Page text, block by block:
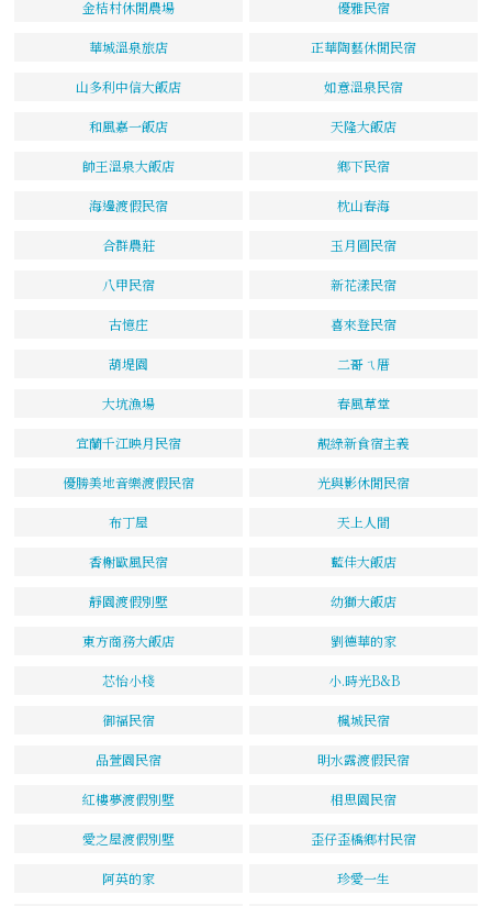
金桔村休閒農場 優雅民宿
華城溫泉旅店 正華陶藝休閒民宿
山多利中信大飯店 如意溫泉民宿
和風嘉一飯店 天隆大飯店
帥王溫泉大飯店 鄉下民宿
海邊渡假民宿 枕山春海
合群農莊 玉月圓民宿
八甲民宿 新花漾民宿
古憶庄 喜來登民宿
葫堤園 二哥ㄟ厝
大坑漁場 春風草堂
宜蘭千江映月民宿 靚綠新食宿主義
優勝美地音樂渡假民宿 光與影休閒民宿
布丁屋 天上人間
香榭歐風民宿 藍佳大飯店
靜園渡假別墅 幼獅大飯店
東方商務大飯店 劉德華的家
芯怡小棧 小.時光B&B
御福民宿 楓城民宿
品萱園民宿 明水露渡假民宿
紅樓夢渡假別墅 相思園民宿
愛之屋渡假別墅 歪仔歪橋鄉村民宿
阿英的家 珍愛一生